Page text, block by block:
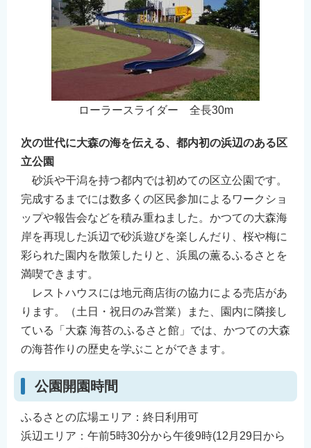
ローラースライダー 全長30m
次の世代に大森の海を伝える、都内初の浜辺のある区
立公園
砂浜や干潟を持つ都内では初めての区立公園です。
完成するまでには数多くの区民参加によるワークショ
ップや報告会などを積み重ねました。かつての大森海
岸を再現した浜辺で砂浜遊びを楽しんだり、桜や梅に
彩られた園内を散策したりと、浜風の薫るふるさとを
満喫できます。
レストハウスには地元商店街の協力による売店があ
ります。（土日・祝日のみ営業）また、園内に隣接し
ている「大森 海苔のふるさと館」では、かつての大森
の海苔作りの歴史を学ぶことができます。
公園開園時間
ふるさとの広場エリア：終日利用可
浜辺エリア：午前5時30分から午後9時(12月29日から